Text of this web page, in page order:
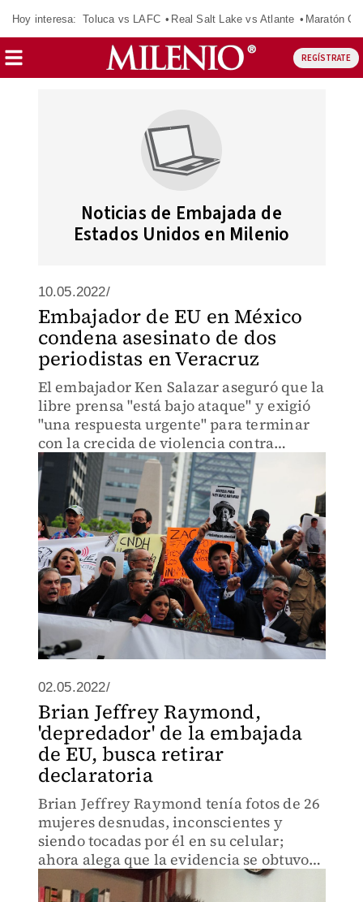
Hoy interesa: Toluca vs LAFC Real Salt Lake vs Atlante Maratón
REGÍSTRATE
Noticias de Embajada de
Estados Unidos en Milenio
10.05.2022/
Embajador de EU en México
condena asesinato de dos
periodistas en Veracruz
El embajador Ken Salazar aseguró que la
libre prensa "está bajo ataque" y exigió
"una respuesta urgente" para terminar
con la crecida de violencia contra
periodistas.
02.05.2022/
Brian Jeffrey Raymond,
'depredador' de la embajada
de EU, busca retirar
declaratoria
Brian Jeffrey Raymond tenía fotos de 26
mujeres desnudas, inconscientes y
siendo tocadas por él en su celular;
ahora alega que la evidencia se obtuvo
en violación de sus derechos.